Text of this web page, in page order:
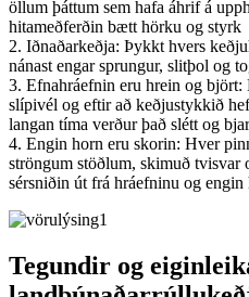
öllum þáttum sem hafa áhrif á
hitameðferðin bætt hörku og styrk
2. Iðnaðarkeðja: Þykkt hvers
nánast engar sprungur, slitþol og
3. Efnahráefnin eru hrein og
slípivél og eftir að keðjustykkið
langan tíma verður það slétt og
4. Engin horn eru skorin: Hver
ströngum stöðlum, skimuð
sérsniðin út frá hráefninu og engin
Tegundir og